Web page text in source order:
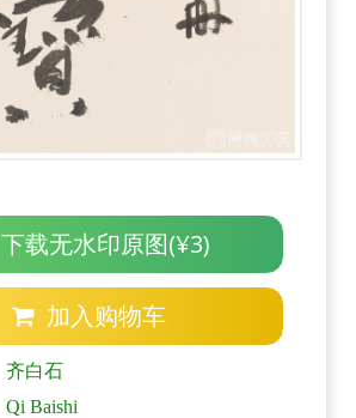
下载无水印原图(¥3)
加入购物车
齐白石
Qi Baishi